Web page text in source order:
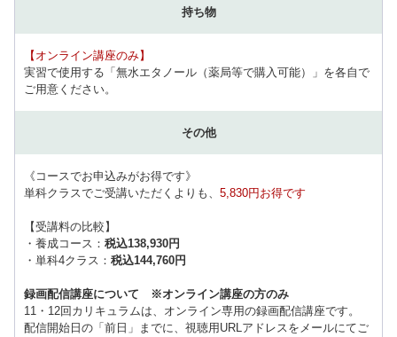
持ち物
【オンライン講座のみ】
実習で使用する「無水エタノール（薬局等で購入可能）」を各自で
ご用意ください。
その他
《コースでお申込みがお得です》
単科クラスでご受講いただくよりも、 5,830円お得です
【受講料の比較】
・養成コース： 税込138,930円
・単科4クラス： 税込144,760円
録画配信講座について ※オンライン講座の方のみ
11・12回カリキュラムは、オンライン専用の録画配信講座です。
配信開始日の「前日」までに、視聴用URLアドレスをメールにてご